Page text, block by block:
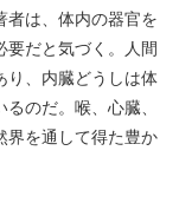
者は、体内の器官を
要だと気づく。人間
り、内臓どうしは体
のだ。喉、心臓、
界を通して得た豊か